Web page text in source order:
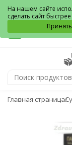
Солнечногорск
Главная страница
На нашем сайте
сделать сайт
Принять